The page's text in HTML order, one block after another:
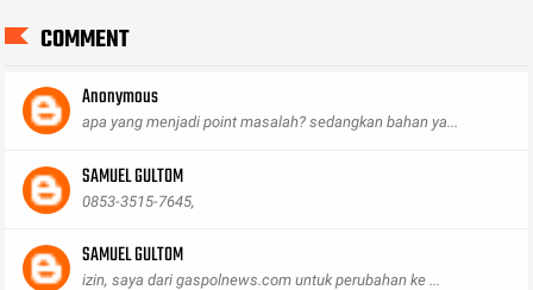
COMMENT
Anonymous
apa yang menjadi point masalah? sedangkan bahan ya...
SAMUEL GULTOM
0853-3515-7645,
SAMUEL GULTOM
izin, saya dari gaspolnews.com untuk perubahan ke ...